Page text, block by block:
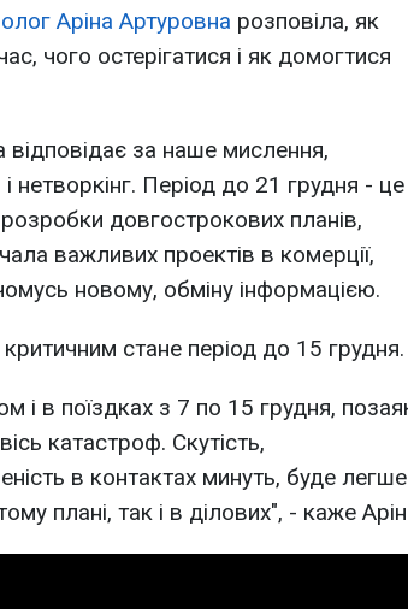
Аріна Артуровна розповіла, як
чого остерігатися і як домогтися
за наше мислення,
і нетворкінг. Період до 21 грудня - це
довгострокових планів,
важливих проектів в комерції,
новому, обміну інформацією.
стане період до 15 грудня.
і в поїздках з 7 по 15 грудня,
катастроф. Скутість,
в контактах минуть, буде легше
плані, так і в ділових", - каже